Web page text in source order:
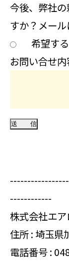
今後、弊社
すか？メール
希望する
お問い合せ
------------
株式会社エア
住所 : 埼玉県
電話番号 :